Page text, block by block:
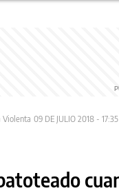
Violenta 09 DE JULIO 2018 - 17:35